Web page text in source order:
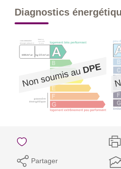
Diagnostics
Partager